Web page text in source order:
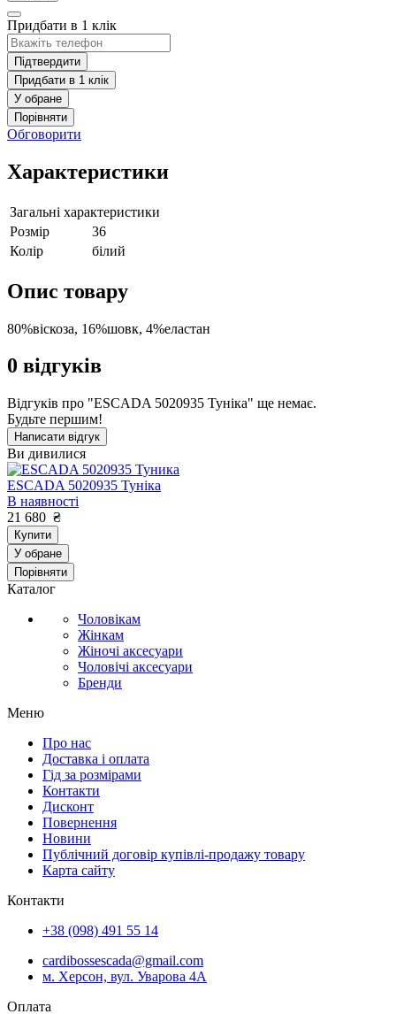
Придбати в 1 клік
Підтвердити
Придбати в 1 клік
У обране
Порівняти
Обговорити
Характеристики
Загальні характеристики
Розмір
36
Колір
білий
Опис товару
80%віскоза, 16%шовк, 4%еластан
0 відгуків
Відгуків про "ESCADA 5020935 Туніка" ще немає.
Будьте першим!
Написати відгук
Ви дивилися
ESCADA 5020935 Туніка
В наявності
21 680 ₴
Купити
У обране
Порівняти
Каталог
Чоловікам
Жінкам
Жіночі аксесуари
Чоловічі аксесуари
Бренди
Меню
Про нас
Доставка і оплата
Гід за розмірами
Контакти
Дисконт
Повернення
Новини
Публічний договір купівлі-продажу товару
Карта сайту
Контакти
+38 (098) 491 55 14
cardibossescada@gmail.com
м. Херсон, вул. Уварова 4А
Оплата